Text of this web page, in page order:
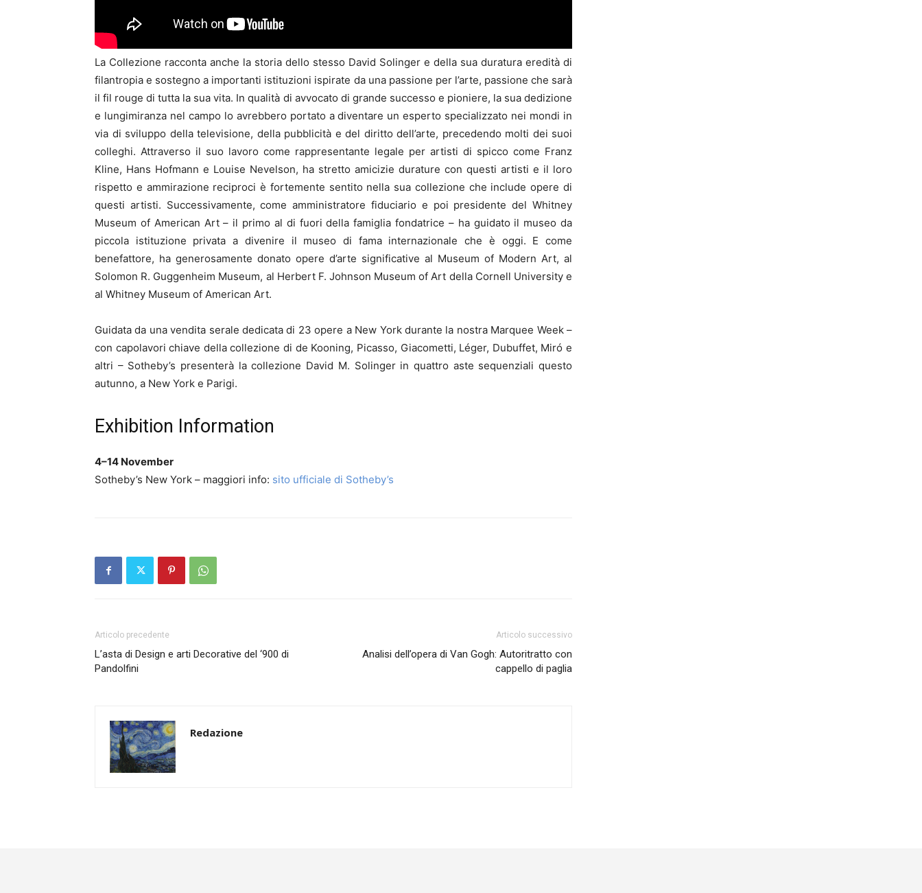
La Collezione racconta anche la storia dello stesso David Solinger e della sua duratura eredità di
filantropia e sostegno a importanti istituzioni ispirate da una passione per l’arte, passione che sarà
il fil rouge di tutta la sua vita. In qualità di avvocato di grande successo e pioniere, la sua dedizione
e lungimiranza nel campo lo avrebbero portato a diventare un esperto specializzato nei mondi in
via di sviluppo della televisione, della pubblicità e del diritto dell’arte, precedendo molti dei suoi
colleghi. Attraverso il suo lavoro come rappresentante legale per artisti di spicco come Franz
Kline, Hans Hofmann e Louise Nevelson, ha stretto amicizie durature con questi artisti e il loro
rispetto e ammirazione reciproci è fortemente sentito nella sua collezione che include opere di
questi artisti. Successivamente, come amministratore fiduciario e poi presidente del Whitney
Museum of American Art – il primo al di fuori della famiglia fondatrice – ha guidato il museo da
piccola istituzione privata a divenire il museo di fama internazionale che è oggi. E come
benefattore, ha generosamente donato opere d’arte significative al Museum of Modern Art, al
Solomon R. Guggenheim Museum, al Herbert F. Johnson Museum of Art della Cornell University e
al Whitney Museum of American Art.
Guidata da una vendita serale dedicata di 23 opere a New York durante la nostra Marquee Week –
con capolavori chiave della collezione di de Kooning, Picasso, Giacometti, Léger, Dubuffet, Miró e
altri – Sotheby’s presenterà la collezione David M. Solinger in quattro aste sequenziali questo
autunno, a New York e Parigi.
Exhibition Information
4–14 November
Sotheby’s New York – maggiori info: sito ufficiale di Sotheby’s
Articolo precedente
L’asta di Design e arti Decorative del ‘900 di
Pandolfini
Articolo successivo
Analisi dell’opera di Van Gogh: Autoritratto con
cappello di paglia
Redazione